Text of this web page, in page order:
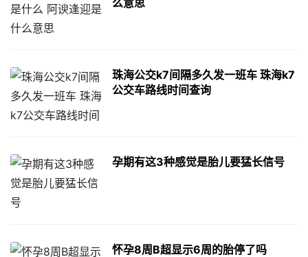
么意思
珠海公交k7间隔多久发一班车 珠海k7
公交车路线时间查询
孕期有这3种感觉是胎儿要猛长信号
怀孕8周B超显示6周的胎停了吗